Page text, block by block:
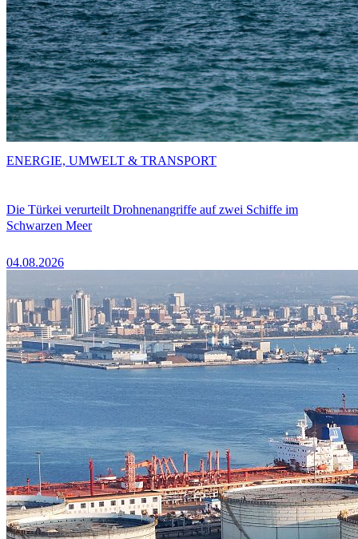
Die Türkei verurteilt Drohnenangriffe auf zwei Schiffe im
Schwarzen Meer
04.08.2026
ENERGIE, UMWELT & TRANSPORT